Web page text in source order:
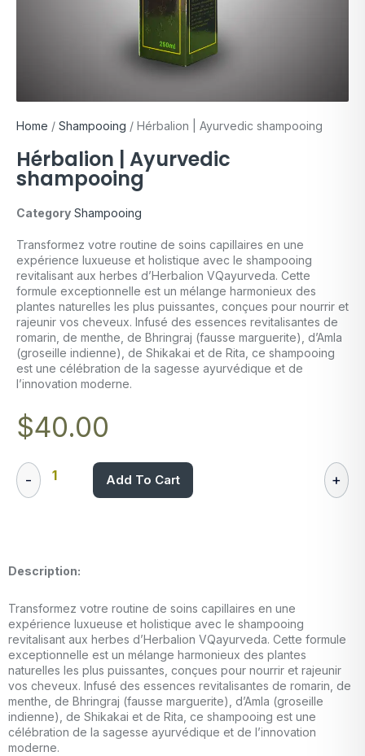
Home / Shampooing / Hérbalion | Ayurvedic shampooing
Hérbalion | Ayurvedic
shampooing
Category Shampooing
Transformez votre routine de soins capillaires en une
expérience luxueuse et holistique avec le shampooing
revitalisant aux herbes d’Herbalion VQayurveda. Cette
formule exceptionnelle est un mélange harmonieux des
plantes naturelles les plus puissantes, conçues pour nourrir et
rajeunir vos cheveux. Infusé des essences revitalisantes de
romarin, de menthe, de Bhringraj (fausse marguerite), d’Amla
(groseille indienne), de Shikakai et de Rita, ce shampooing
est une célébration de la sagesse ayurvédique et de
l’innovation moderne.
$40.00
Add To Cart
Description:
Transformez votre routine de soins capillaires en une
expérience luxueuse et holistique avec le shampooing
revitalisant aux herbes d’Herbalion VQayurveda. Cette formule
exceptionnelle est un mélange harmonieux des plantes
naturelles les plus puissantes, conçues pour nourrir et rajeunir
vos cheveux. Infusé des essences revitalisantes de romarin, de
menthe, de Bhringraj (fausse marguerite), d’Amla (groseille
indienne), de Shikakai et de Rita, ce shampooing est une
célébration de la sagesse ayurvédique et de l’innovation
moderne.